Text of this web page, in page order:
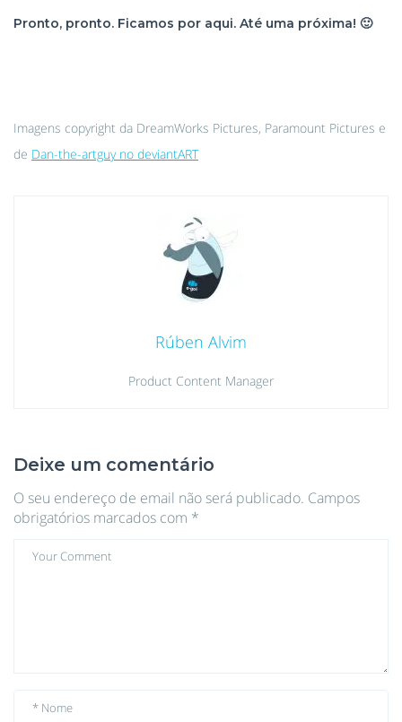
Pronto, pronto. Ficamos por aqui. Até uma próxima! 🙂
Imagens copyright da DreamWorks Pictures, Paramount Pictures e
de Dan-the-artguy no deviantART
Rúben Alvim
Product Content Manager
Deixe um comentário
O seu endereço de email não será publicado. Campos
obrigatórios marcados com *